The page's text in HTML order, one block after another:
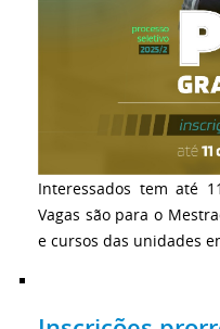
Interessados tem até
Vagas são para o
e cursos das unidades